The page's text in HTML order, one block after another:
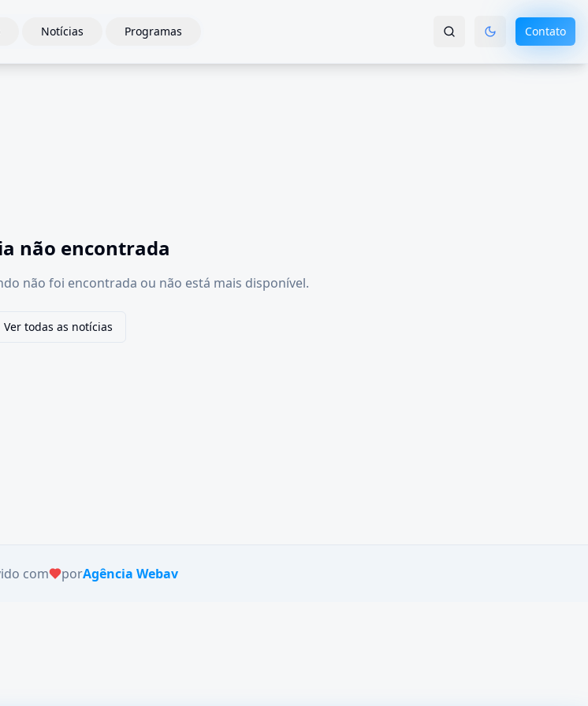
Notícias Programas Contato
não encontrada
não foi encontrada ou não está mais disponível.
Ver todas as notícias
com porAgência Webav